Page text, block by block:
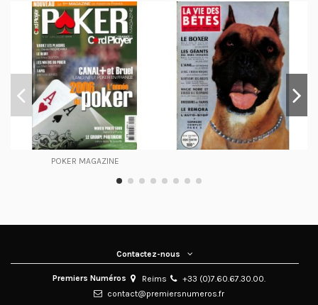
POKER MAGAZINE
Contactez-nous
Premiers Numéros Reims
+33 (0)7.60.67.30.00.
contact@premiersnumeros.fr